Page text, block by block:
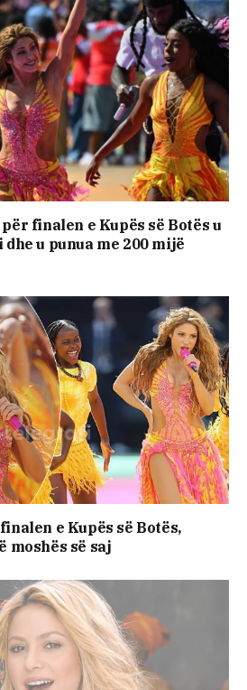
finalen e Kupës së Botës u
u punua me 200 mijë
e Kupës së Botës,
moshës së saj